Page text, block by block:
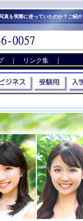
真を実際に使っていたのか？ご紹介
｜ リンク集 ｜